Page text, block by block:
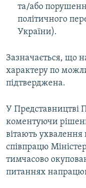
та/або
політичного
України).
Зазначається, що
характеру по
підтверджена.
У Представництві
коментуючи
вітають ухвалення
співпрацю
тимчасово
питаннях